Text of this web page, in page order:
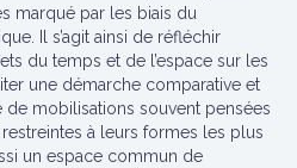
marqué par les biais du
Il s’agit ainsi de réfléchir
du temps et de l’espace sur les
une démarche comparative et
mobilisations souvent pensées
à leurs formes les plus
un espace commun de